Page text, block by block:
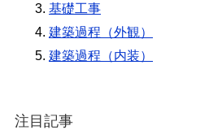
基礎工事
建築過程（外観）
建築過程（内装）
注目記事